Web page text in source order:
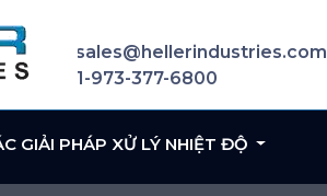
sales@hellerindustries.com
1-973-377-6800
GIẢI PHÁP XỬ LÝ NHIỆT ĐỘ